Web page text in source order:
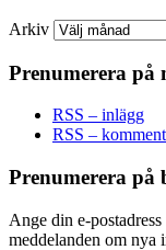
Arkiv
Prenumerera på
RSS – inlägg
RSS –
Prenumerera på
Ange din e-
meddelanden om nya